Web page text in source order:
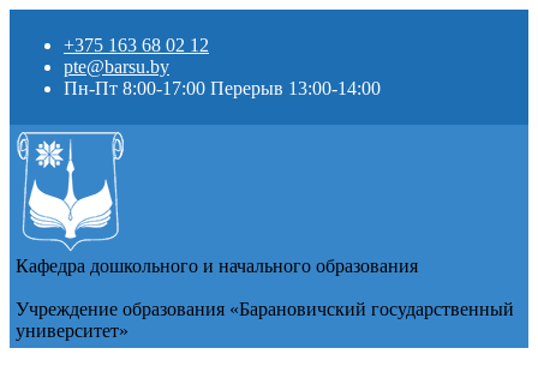
+375 163 68 02 12
pte@barsu.by
Пн-Пт 8:00-17:00 Перерыв 13:00-14:00
Кафедра дошкольного и начального образования
Учреждение образования «Барановичский государственный
университет»